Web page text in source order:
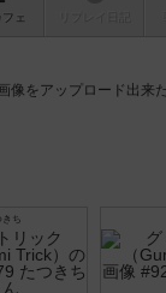
フェ
像をアップロード出来
きち